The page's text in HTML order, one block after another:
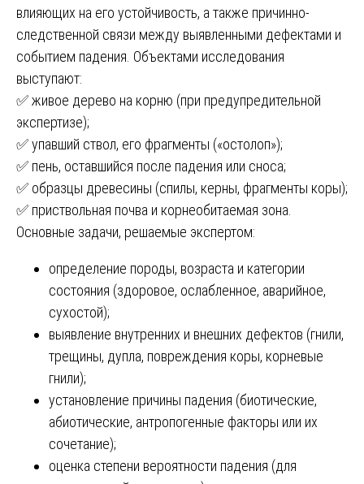
влияющих на его устойчивость, а также причинно-
следственной связи между выявленными дефектами и
событием падения. Объектами исследования
выступают:
✅ живое дерево на корню (при предупредительной
экспертизе);
✅ упавший ствол, его фрагменты («остолоп»);
✅ пень, оставшийся после падения или сноса;
✅ образцы древесины (спилы, керны, фрагменты коры);
✅ приствольная почва и корнеобитаемая зона.
Основные задачи, решаемые экспертом:
определение породы, возраста и категории
состояния (здоровое, ослабленное, аварийное,
сухостой);
выявление внутренних и внешних дефектов (гнили,
трещины, дупла, повреждения коры, корневые
гнили);
установление причины падения (биотические,
абиотические, антропогенные факторы или их
сочетание);
оценка степени вероятности падения (для